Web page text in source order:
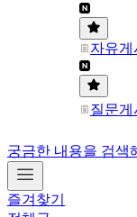
자유게
질문게
궁금한 내용을 검색
즐겨찾기